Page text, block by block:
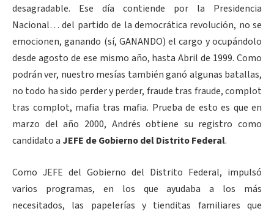
desagradable. Ese día contiende por la Presidencia
Nacional… del partido de la democrática revolución, no se
emocionen, ganando (sí, GANANDO) el cargo y ocupándolo
desde agosto de ese mismo año, hasta Abril de 1999. Como
podrán ver, nuestro mesías también ganó algunas batallas,
no todo ha sido perder y perder, fraude tras fraude, complot
tras complot, mafia tras mafia. Prueba de esto es que en
marzo del año 2000, Andrés obtiene su registro como
candidato a JEFE de Gobierno del Distrito Federal.
Como JEFE del Gobierno del Distrito Federal, impulsó
varios programas, en los que ayudaba a los más
necesitados, las papelerías y tienditas familiares que